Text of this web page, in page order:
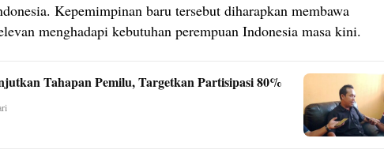
Kepemimpinan baru tersebut diharapkan membawa
menghadapi kebutuhan perempuan Indonesia masa kini.
Tahapan Pemilu, Targetkan Partisipasi 80%